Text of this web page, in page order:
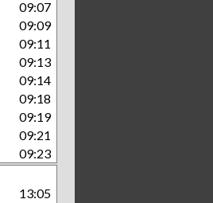
09:07
09:09
09:11
09:13
09:14
09:18
09:19
09:21
09:23
13:05